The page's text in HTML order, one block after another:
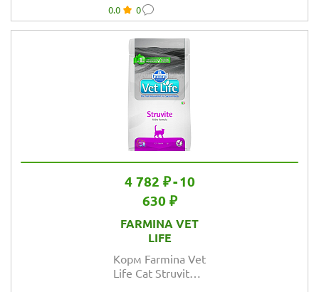
струвитах для
кошек
0.0 0
4 782 ₽- 10
630 ₽
FARMINA VET
LIFE
Корм Farmina Vet
Life Cat Struvite